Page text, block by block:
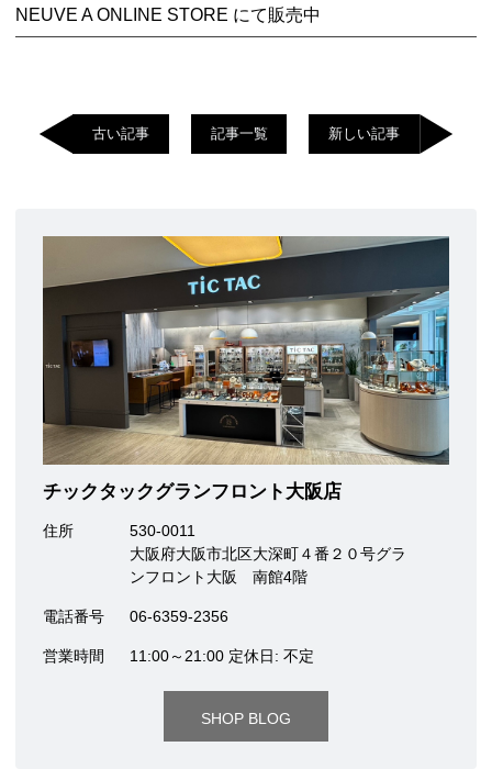
NEUVE A ONLINE STORE にて販売中
古い記事 記事一覧 新しい記事
チックタックグランフロント大阪店
住所
530-0011
大阪府大阪市北区大深町４番２０号グラ
ンフロント大阪 南館4階
電話番号 06-6359-2356
営業時間 11:00～21:00 定休日: 不定
SHOP BLOG